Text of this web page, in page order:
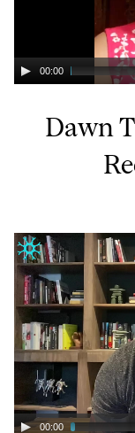
00:00
Dawn
00:00